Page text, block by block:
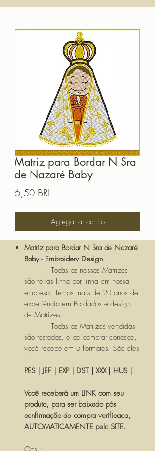
Matriz para Bordar N Sra
de Nazaré Baby
6,50 BRL
Agregar al carrito
Matriz para Bordar N Sra de Nazaré
Baby - Embroidery Design
Todas as nossas Matrizes
são feitas linha por linha em nossa
empresa. Temos mais de 20 anos de
experiência em Bordados e design
de Matrizes.
Todas as Matrizes vendidas
são testadas, e ao comprar conosco,
você recebe em 6 formatos. São eles
:
PES | JEF | EXP | DST | XXX | HUS |
Você receberá um LINK com seu
produto, para ser baixado pós
confirmação de compra verificada,
AUTOMATICAMENTE pelo SITE.